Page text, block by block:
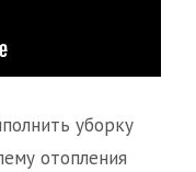
уборку
отопления